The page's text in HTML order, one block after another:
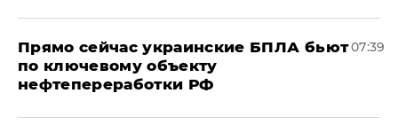
Прямо сейчас украинские БПЛА бьют
по ключевому объекту
нефтепереработки РФ
07:39